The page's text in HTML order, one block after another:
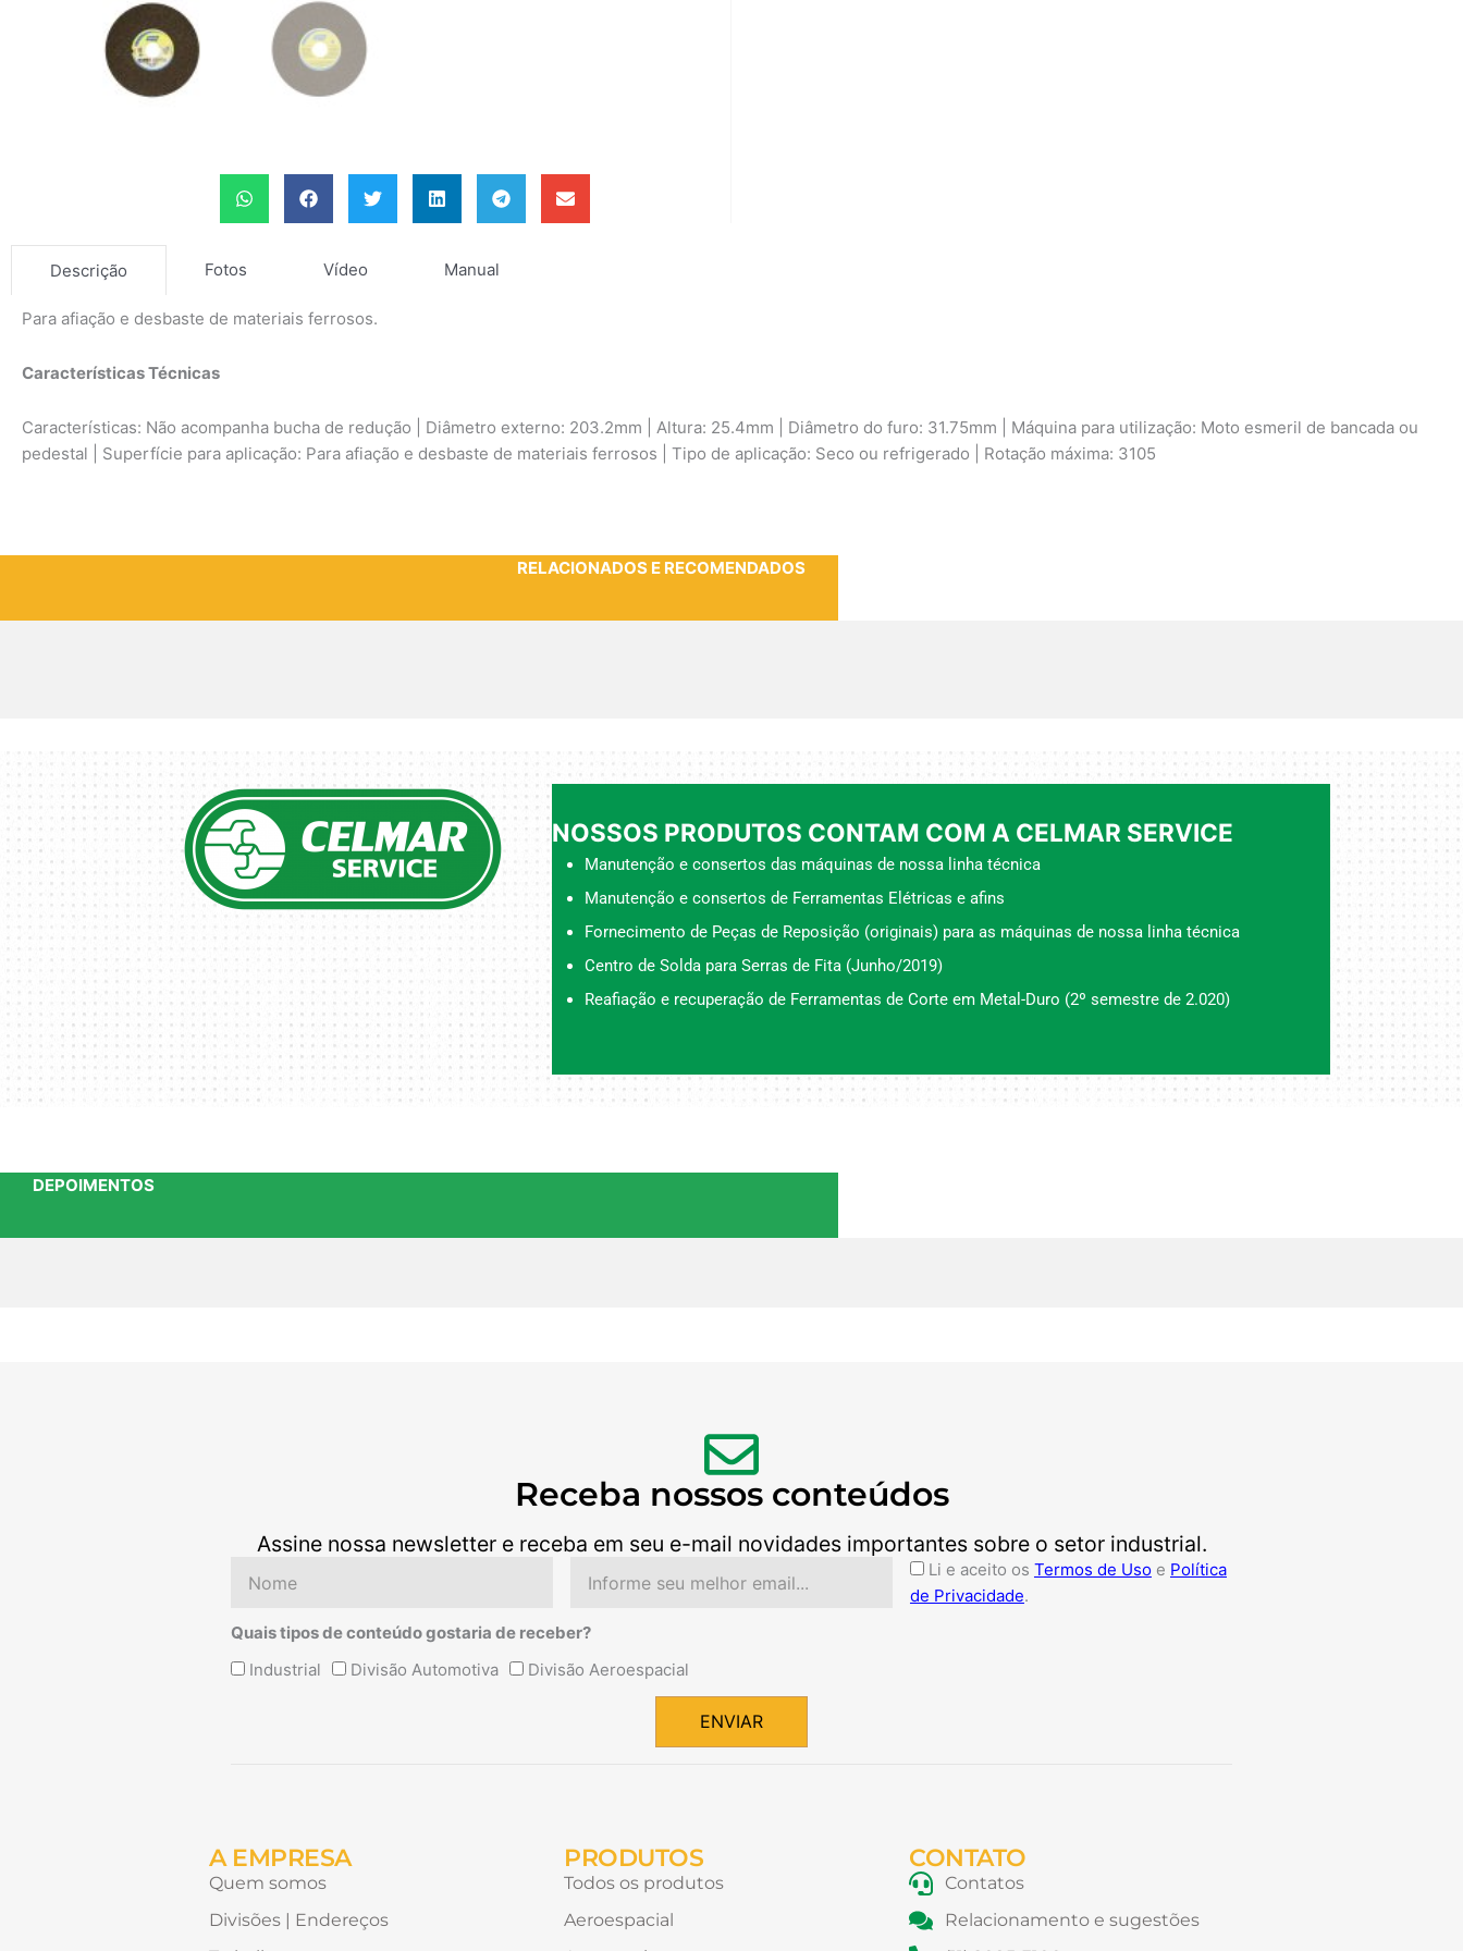
Descrição Fotos Vídeo Manual
Para afiação e desbaste de materiais ferrosos.
Características Técnicas
Características: Não acompanha bucha de redução | Diâmetro externo: 203.2mm | Altura: 25.4mm | Diâmetro do furo: 31.75mm | Máquina para utilização: Moto esmeril de bancada ou
pedestal | Superfície para aplicação: Para afiação e desbaste de materiais ferrosos | Tipo de aplicação: Seco ou refrigerado | Rotação máxima: 3105
RELACIONADOS E RECOMENDADOS
NOSSOS PRODUTOS CONTAM COM A CELMAR SERVICE
Manutenção e consertos das máquinas de nossa linha técnica
Manutenção e consertos de Ferramentas Elétricas e afins
Fornecimento de Peças de Reposição (originais) para as máquinas de nossa linha técnica
Centro de Solda para Serras de Fita (Junho/2019)
Reafiação e recuperação de Ferramentas de Corte em Metal-Duro (2º semestre de 2.020)
DEPOIMENTOS
Receba nossos conteúdos
Assine nossa newsletter e receba em seu e-mail novidades importantes sobre o setor industrial.
Aceite
Li e aceito os Termos de Usoe Política
de Privacidade.
Quais tipos de conteúdo gostaria de receber?
QuaisIndustrial Divisão Automotiva Divisão Aeroespacial
ENVIAR
A EMPRESA
Quem somos
Divisões | Endereços
PRODUTOS
Todos os produtos
Aeroespacial
CONTATO
Contatos
Relacionamento e sugestões